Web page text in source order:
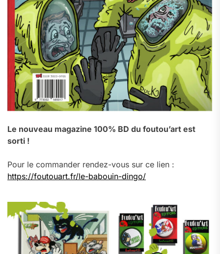
Le nouveau magazine 100% BD du foutou’art est
sorti !
Pour le commander rendez-vous sur ce lien :
https://foutouart.fr/le-babouin-dingo/